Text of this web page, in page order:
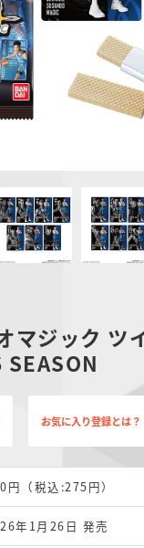
マジック ツ
お気に入り登録とは？
円（税込:275円）
年1月26日 発売